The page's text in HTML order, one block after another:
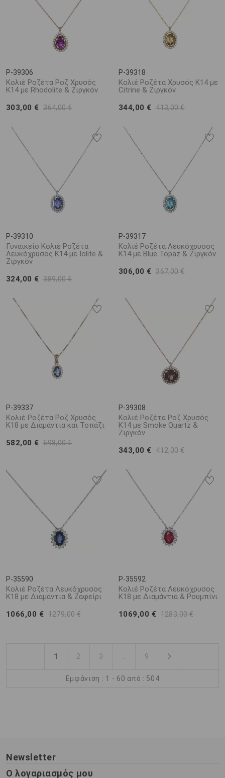
P-39306
Κολιέ Ροζέτα Ροζ Χρυσός
Κ14 με Rhodolite & Ζιργκόν
303,00 € 364,00 €
P-39318
Κολιέ Ροζέτα Χρυσός Κ14 με
Citrine & Ζιργκόν
344,00 € 413,00 €
P-39310
Γυναικείο Κολιέ Ροζέτα
Λευκόχρυσος Κ14 με Iolite &
Ζιργκόν
324,00 € 389,00 €
P-39317
Κολιέ Ροζέτα Λευκόχρυσος
Κ14 με Blue Topaz & Ζιργκόν
306,00 € 367,00 €
P-39337
Κολιέ Ροζέτα Ροζ Χρυσός
Κ18 με Διαμάντια και Τοπάζι
582,00 € 698,00 €
P-39308
Κολιέ Ροζέτα Ροζ Χρυσός
Κ14 με Smoke Quartz &
Ζιργκόν
343,00 € 412,00 €
P-35590
Κολιέ Ροζέτα Λευκόχρυσος
Κ18 με Διαμάντια & Ζαφείρι
1066,00 € 1279,00 €
P-35592
Κολιέ Ροζέτα Λευκόχρυσος
Κ18 με Διαμάντια & Ρουμπίνι
1069,00 € 1283,00 €
1 2 3 9
Εμφάνιση : 1 - 60 από : 504
Newsletter
Ο λογαριασμός μου